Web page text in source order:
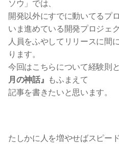
ソウ」では、
開発以外にすでに動いてるプ
いま進めている開発プロジェ
人員をふやしてリリースに間
ります。
今回はこちらについて経験則
月の神話』 もふまえて
記事を書きたいと思います。
たしかに人を増やせばスピー